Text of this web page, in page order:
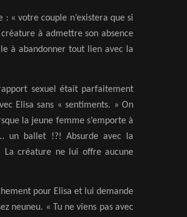
« votre couple n’existera que si
à admettre son absence
à abandonner tout lien avec la
sexuel était parfaitement
Elisa sans « sentiments. » On
la jeune femme s’emporte à
un ballet !?! Absurde avec la
La créature ne lui offre aucune
pour Elisa et lui demande
neuneu. « Tu ne viens pas avec